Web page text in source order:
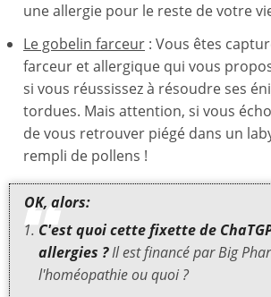
une allergie pour le reste de votre
Le gobelin farceur : Vous êtes
farceur et allergique qui vous
si vous réussissez à résoudre ses
tordues. Mais attention, si vous
de vous retrouver piégé dans un
rempli de pollens !
OK, alors:
C'est quoi cette fixette de
allergies ?Il est financé par Big
l'homéopathie ou quoi ?